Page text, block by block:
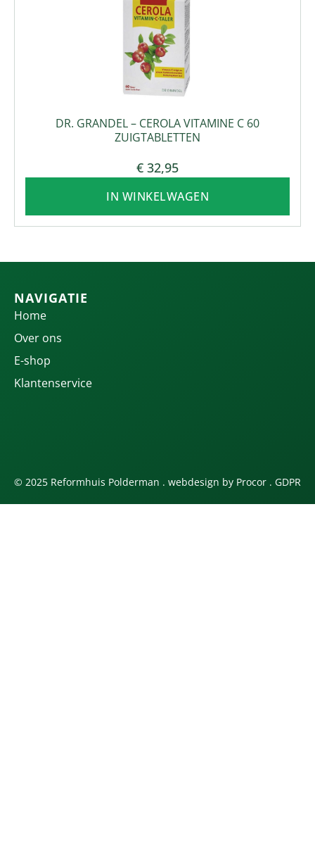
DR. GRANDEL – CEROLA VITAMINE C 60
ZUIGTABLETTEN
€ 32,95
IN WINKELWAGEN
NAVIGATIE
Home
Over ons
E-shop
Klantenservice
© 2025 Reformhuis Polderman . webdesign by Procor . GDPR